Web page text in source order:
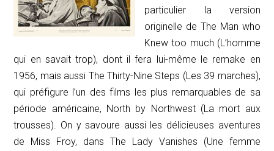
particulier la version
originelle de The Man who
Knew too much (L’homme
qui en savait trop), dont il fera lui-même le remake en
1956, mais aussi The Thirty-Nine Steps (Les 39 marches),
qui préfigure l’un des films les plus remarquables de sa
période américaine, North by Northwest(La mort aux
trousses). On y savoure aussi les délicieuses aventures
de Miss Froy, dans The Lady Vanishes (Une femme